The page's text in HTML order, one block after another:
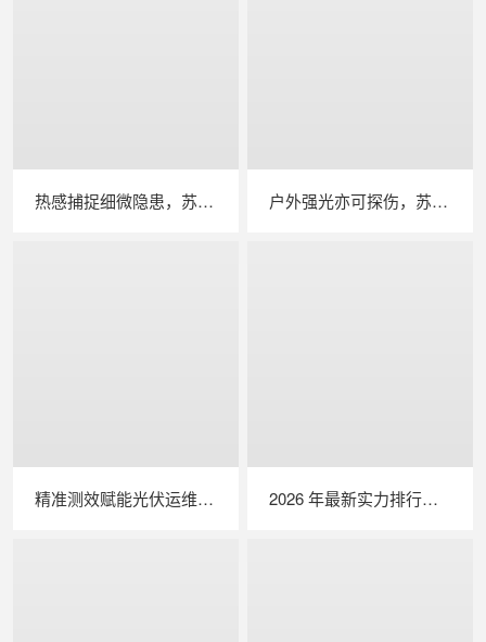
热感捕捉细微隐患，苏州 LAILX LX‑F300 手持红外热成像仪赋能光伏安全运维 户外强光亦可探伤，苏州 LAILX LXG30 便携式 EL 检测仪重塑光伏组件无损检测标准
精准测效赋能光伏运维，苏州 LAILX LX‑PV32 便携式 IV 测试仪打造现场检测新标杆 2026 年最新实力排行｜无人机 EL 检测系统 TOP 推荐，LAILX LXH210 深度解析